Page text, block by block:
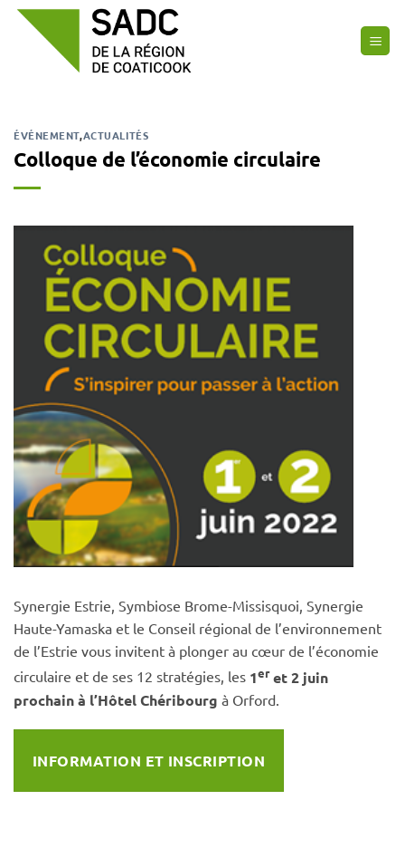
Passer
ÉVÉNEMENT,ACTUALITÉS
Colloque de l’économie circulaire
Synergie Estrie, Symbiose Brome-Missisquoi, Synergie
Haute-Yamaska et le Conseil régional de l’environnement
de l’Estrie vous invitent à plonger au cœur de l’économie
circulaire et de ses 12 stratégies, les 1eret 2 juin
prochain à l’Hôtel Chéribourg à Orford.
INFORMATION ET INSCRIPTION